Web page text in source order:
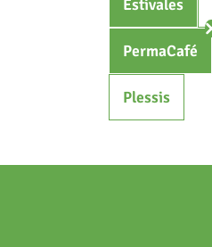
Estivales
PermaCafé
Plessis